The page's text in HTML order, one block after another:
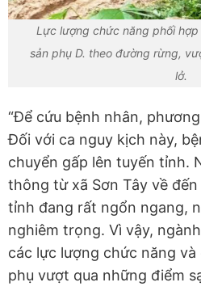
Lực lượng chức năng phối
sản phụ D. theo đường rừng,
lở.
“Để cứu bệnh nhân,
Đối với ca nguy kịch này,
chuyển gấp lên tuyến tỉnh.
thông từ xã Sơn Tây về
tỉnh đang rất ngổn ngang,
nghiêm trọng. Vì vậy,
các lực lượng chức năng
phụ vượt qua những điểm